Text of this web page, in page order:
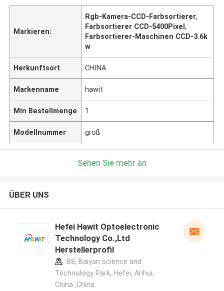
Markieren:
Rgb-Kamera-CCD-Farbsortierer,
Farbsortierer CCD-5400Pixel,
Farbsortierer-Maschinen CCD-3.6k
w
Herkunftsort CHINA
Markenname hawit
Min Bestellmenge 1
Modellnummer groß
Sehen Sie mehr an
ÜBER UNS
Hefei Hawit Optoelectronic
Technology Co.,Ltd
Herstellerprofil
B8, Baiyan science and
Technology Park, Hefei, Anhui,
China ,China